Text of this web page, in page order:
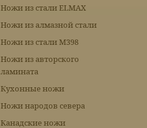
Ножи из стали ELMAX
Ножи из алмазной стали
Ножи из стали М398
Ножи из авторского
ламината
Кухонные ножи
Ножи народов севера
Канадские ножи